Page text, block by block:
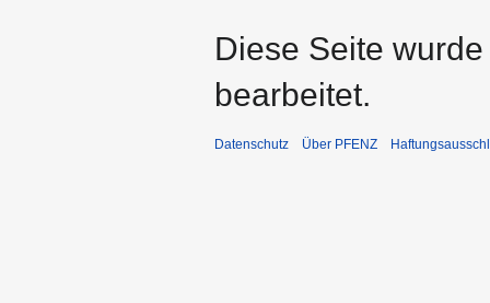
Diese Seite
bearbeitet.
Datenschutz Über PFENZ